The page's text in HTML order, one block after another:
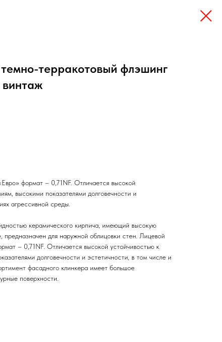
терракотовый флэшинг
винтаж
формат – 0,71NF. Отличается высокой
высокими показателями долговечности и
агрессивной среды.
керамического кирпича, имеющий высокую
предназначен для наружной облицовки стен. Лицевой
– 0,71NF. Отличается высокой устойчивостью к
долговечности и эстетичности, в том числе и
фасадного клинкера имеет большое
поверхности.